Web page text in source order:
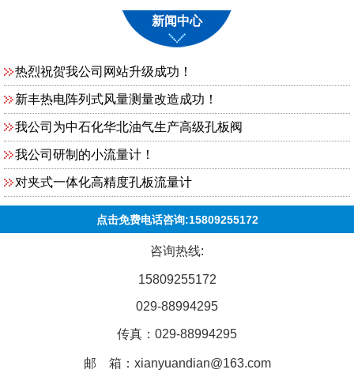
新闻中心
热烈祝贺我公司网站升级成功！
新丰热电阵列式风量测量改造成功！
我公司为中石化华北油气生产高级孔板阀
我公司研制的小流量计！
对夹式一体化高精度孔板流量计
点击免费电话咨询:15809255172
咨询热线:
15809255172
029-88994295
传真：029-88994295
邮 箱：xianyuandian@163.com